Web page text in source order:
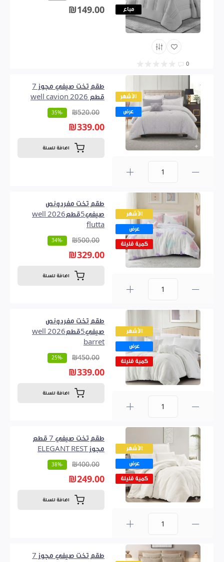
مباع
0
₪149.00
الأشهر
عرض
طقم تخت صيفي مجوز 7
قطع 2026 well cavion
₪520.00
-35%
₪339.00
اضافة للسلة
الأشهر
عرض
كمية قليلة
طقم تخت مفردونص
صيفي5قطع2026 well
flutta
₪500.00
-34%
₪329.00
اضافة للسلة
الأشهر
عرض
كمية قليلة
طقم تخت مفردونص
صيفي5قطع2026 well
barret
₪450.00
-25%
₪339.00
اضافة للسلة
الأشهر
عرض
كمية قليلة
طقم تخت صيفي 7 قطع
مجوز ELEGANT REST
₪400.00
-38%
₪249.00
اضافة للسلة
طقم تخت صيفي مجوز 7